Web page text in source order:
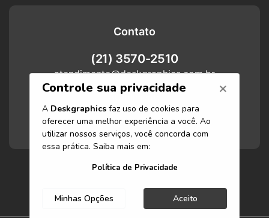
Contato
(21) 3570-2510
atendimento@deskgraphics.com.br
Atendimento
Funcionamos de segunda-feira a
sexta-feira das 8h às 17h.